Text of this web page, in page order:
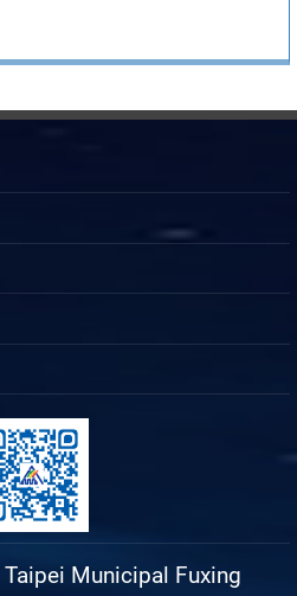
Taipei Municipal Fuxing